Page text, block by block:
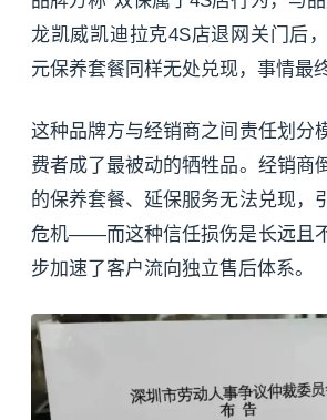
龙凯威凯迪拉克4S店退网关门后
元保养套餐同样无处兑现，事情最
这种品牌方与经销商之间责任划分
费者成了最被动的牺牲品。经销商
的保养套餐、延保服务无法兑现，
危机——而这种信任损伤是长远且
步加速了客户流向独立售后体系。